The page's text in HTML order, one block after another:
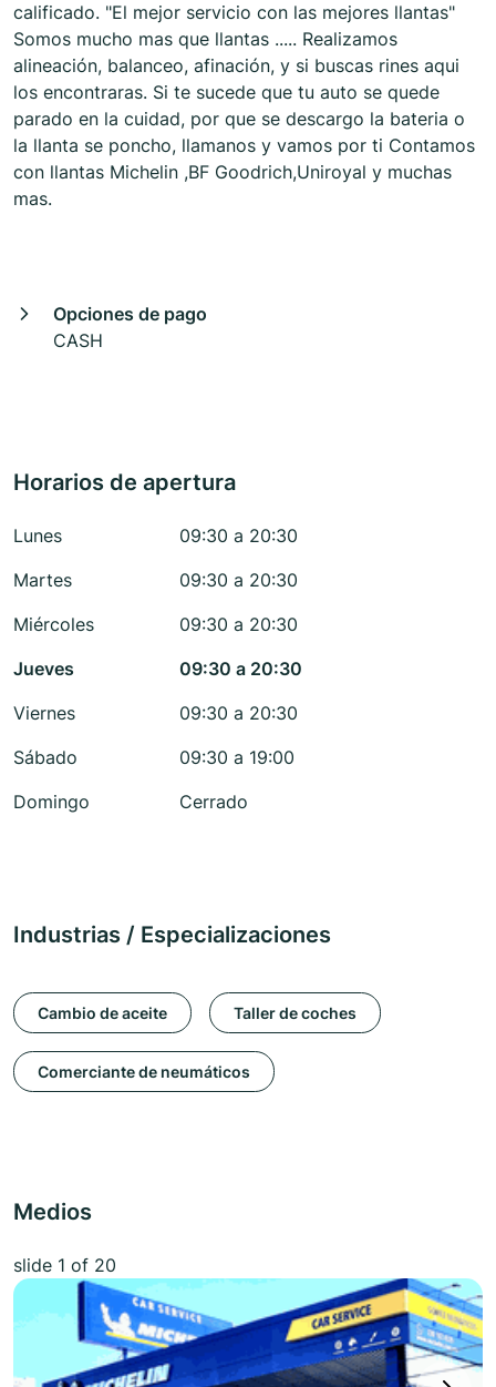
calificado. "El mejor servicio con las mejores llantas"
Somos mucho mas que llantas ..... Realizamos
alineación, balanceo, afinación, y si buscas rines aqui
los encontraras. Si te sucede que tu auto se quede
parado en la cuidad, por que se descargo la bateria o
la llanta se poncho, llamanos y vamos por ti Contamos
con llantas Michelin ,BF Goodrich,Uniroyal y muchas
mas.
Opciones de pago
CASH
Horarios de apertura
Lunes
09:30 a 20:30
Martes
09:30 a 20:30
Miércoles
09:30 a 20:30
Jueves
09:30 a 20:30
Viernes
09:30 a 20:30
Sábado
09:30 a 19:00
Domingo
Cerrado
Industrias / Especializaciones
Cambio de aceite Taller de coches
Comerciante de neumáticos
Medios
slide 1 of 20